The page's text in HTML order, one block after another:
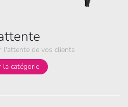
l'attente de vos clients
la catégorie